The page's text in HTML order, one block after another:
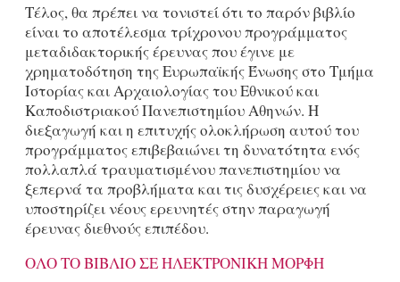
Τέλος, θα πρέπει να τονιστεί ότι το παρόν βιβλίο
είναι το αποτέλεσμα τρίχρονου προγράμματος
μεταδιδακτορικής έρευνας που έγινε με
χρηματοδότηση της Ευρωπαϊκής Ένωσης στο Τμήμα
Ιστορίας και Αρχαιολογίας του Εθνικού και
Καποδιστριακού Πανεπιστημίου Αθηνών. Η
διεξαγωγή και η επιτυχής ολοκλήρωση αυτού του
προγράμματος επιβεβαιώνει τη δυνατότητα ενός
πολλαπλά τραυματισμένου πανεπιστημίου να
ξεπερνά τα προβλήματα και τις δυσχέρειες και να
υποστηρίζει νέους ερευνητές στην παραγωγή
έρευνας διεθνούς επιπέδου.
ΟΛΟ ΤΟ ΒΙΒΛΙΟ ΣΕ ΗΛΕΚΤΡΟΝΙΚΗ ΜΟΡΦΗ